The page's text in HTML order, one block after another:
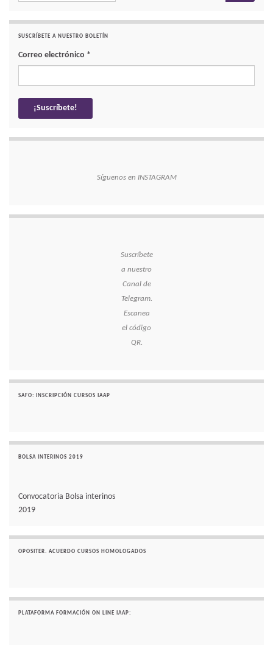
SUSCRÍBETE A NUESTRO BOLETÍN
Correo electrónico *
Síguenos en INSTAGRAM
Suscríbete
a nuestro
Canal de
Telegram.
Escanea
el código
QR.
SAFO: INSCRIPCIÓN CURSOS IAAP
BOLSA INTERINOS 2019
Convocatoria Bolsa interinos
2019
OPOSITER. ACUERDO CURSOS HOMOLOGADOS
PLATAFORMA FORMACIÓN ON LINE IAAP: